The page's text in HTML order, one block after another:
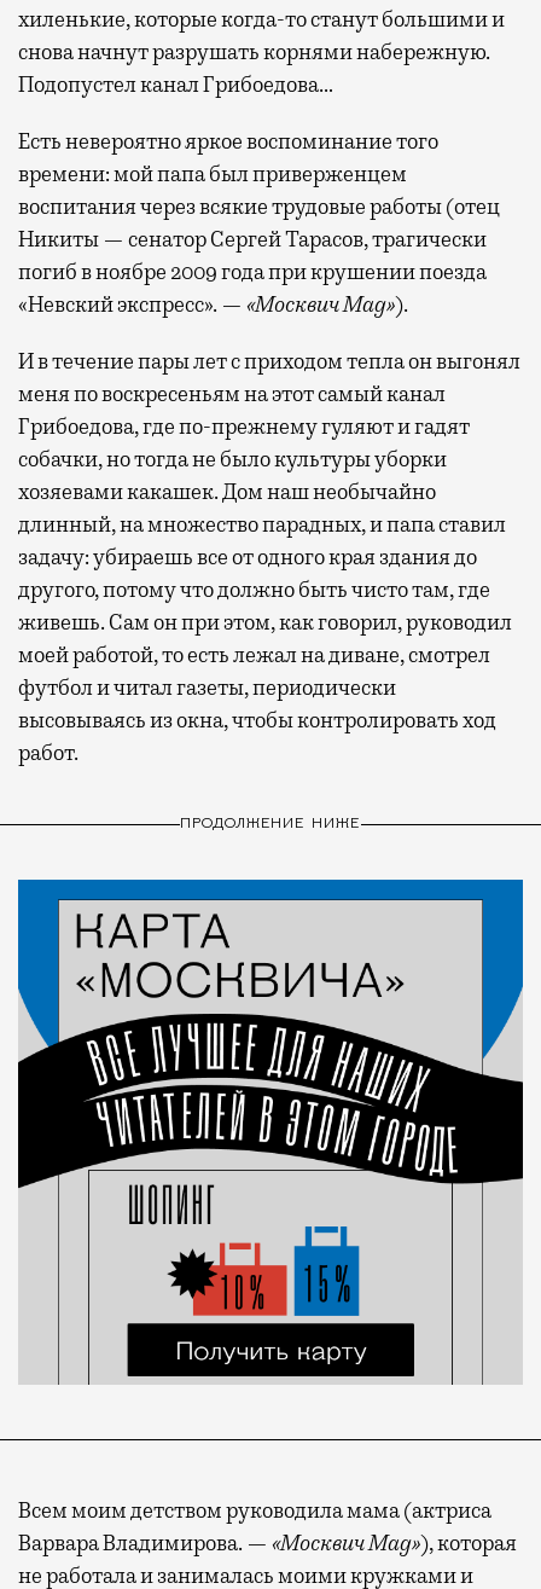
хиленькие, которые когда-то станут большими и
снова начнут разрушать корнями набережную.
Подопустел канал Грибоедова…
Есть невероятно яркое воспоминание того
времени: мой папа был приверженцем
воспитания через всякие трудовые работы (отец
Никиты — сенатор Сергей Тарасов, трагически
погиб в ноябре 2009 года при крушении поезда
«Невский экспресс». — «Москвич Mag»).
И в течение пары лет с приходом тепла он выгонял
меня по воскресеньям на этот самый канал
Грибоедова, где по-прежнему гуляют и гадят
собачки, но тогда не было культуры уборки
хозяевами какашек. Дом наш необычайно
длинный, на множество парадных, и папа ставил
задачу: убираешь все от одного края здания до
другого, потому что должно быть чисто там, где
живешь. Сам он при этом, как говорил, руководил
моей работой, то есть лежал на диване, смотрел
футбол и читал газеты, периодически
высовываясь из окна, чтобы контролировать ход
работ.
ПРОДОЛЖЕНИЕ НИЖЕ
Всем моим детством руководила мама (актриса
Варвара Владимирова. — «Москвич Mag»), которая
не работала и занималась моими кружками и